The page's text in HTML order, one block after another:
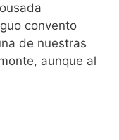
convento
de nuestras
aunque al